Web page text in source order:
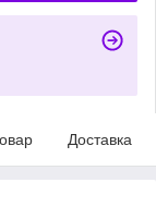
Доставка